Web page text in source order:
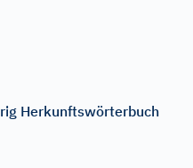
Herkunftswörterbuch